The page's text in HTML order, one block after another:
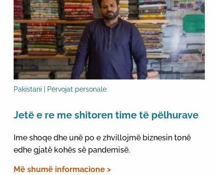
Pakistani | Përvojat personale
Jetë e re me shitoren time të pëlhurave
Ime shoqe dhe unë po e zhvillojmë biznesin tonë
edhe gjatë kohës së pandemisë.
Më shumë informacione >